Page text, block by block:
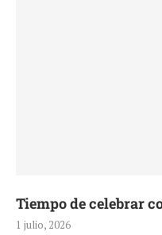
Tiempo de celebrar
1 julio, 2026